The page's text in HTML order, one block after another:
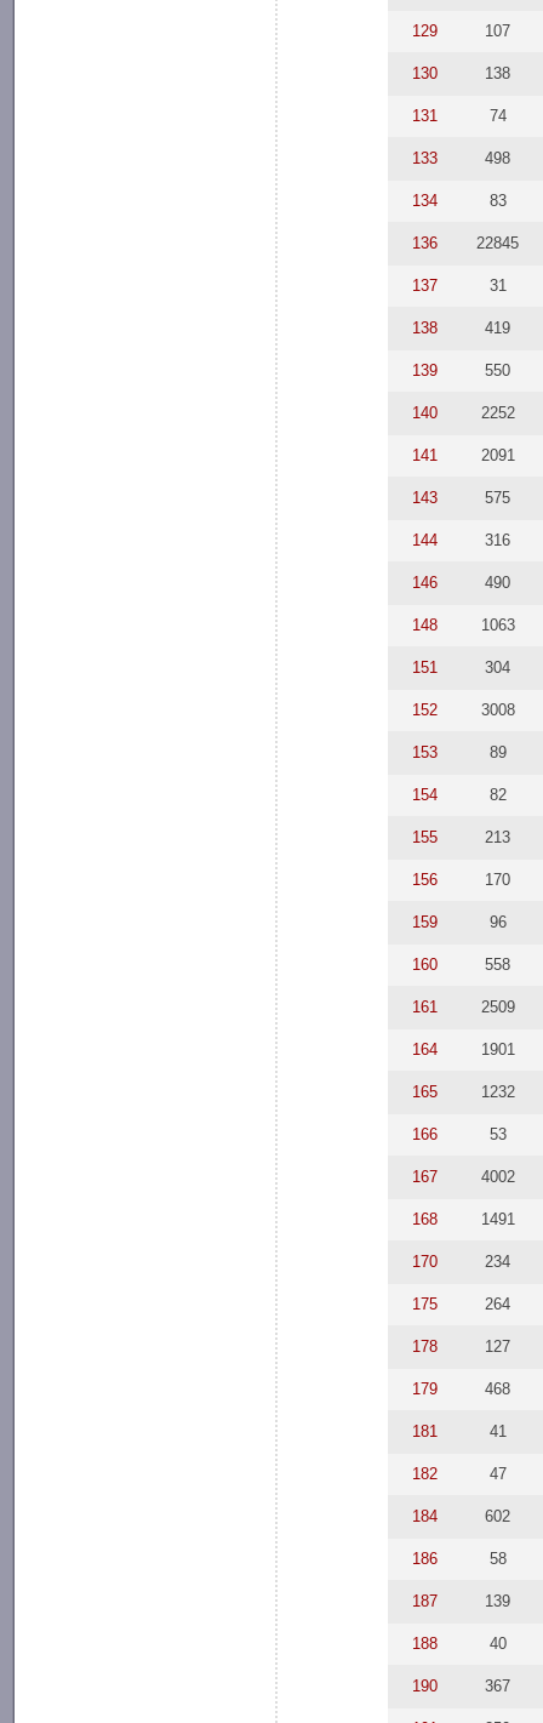
129 107
130 138
131 74
133 498
134 83
136 22845
137 31
138 419
139 550
140 2252
141 2091
143 575
144 316
146 490
148 1063
151 304
152 3008
153 89
154 82
155 213
156 170
159 96
160 558
161 2509
164 1901
165 1232
166 53
167 4002
168 1491
170 234
175 264
178 127
179 468
181 41
182 47
184 602
186 58
187 139
188 40
190 367